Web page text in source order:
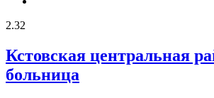
2.32
Кстовская центральная
больница